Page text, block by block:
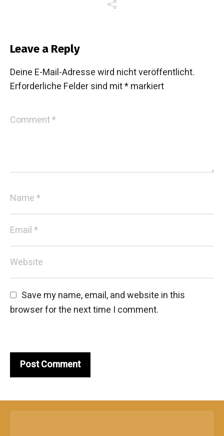
Leave a Reply
Deine E-Mail-Adresse wird nicht veröffentlicht.
Erforderliche Felder sind mit*markiert
Save my name, email, and website in this
browser for the next time I comment.